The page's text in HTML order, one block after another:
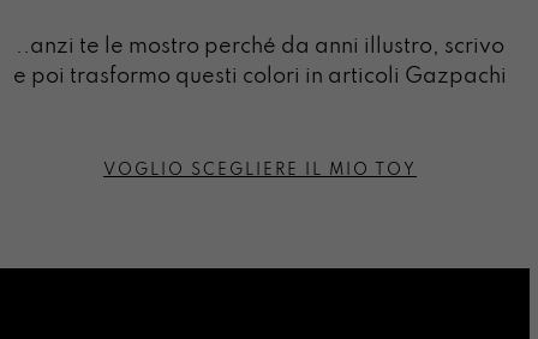
..anzi te le mostro perché da anni illustro, scrivo
e poi trasformo questi colori in articoli Gazpachi
VOGLIO SCEGLIERE IL MIO TOY